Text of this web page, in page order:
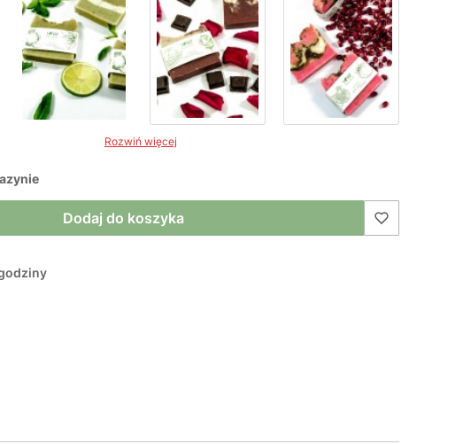
Rozwiń więcej
Dodaj do koszyka